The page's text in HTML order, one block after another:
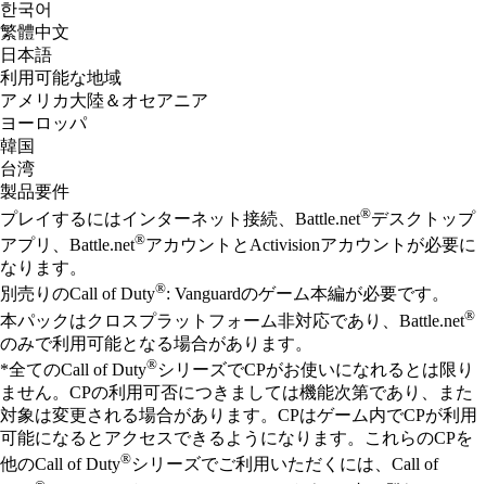
한국어
繁體中文
日本語
利用可能な地域
アメリカ大陸＆オセアニア
ヨーロッパ
韓国
台湾
製品要件
プレイするにはインターネット接続、Battle.net®デスクトップ
アプリ、Battle.net®アカウントとActivisionアカウントが必要に
なります。
別売りのCall of Duty®: Vanguardのゲーム本編が必要です。
本パックはクロスプラットフォーム非対応であり、Battle.net®
のみで利用可能となる場合があります。
*全てのCall of Duty®シリーズでCPがお使いになれるとは限り
ません。CPの利用可否につきましては機能次第であり、また
対象は変更される場合があります。CPはゲーム内でCPが利用
可能になるとアクセスできるようになります。これらのCPを
他のCall of Duty®シリーズでご利用いただくには、Call of